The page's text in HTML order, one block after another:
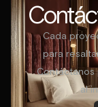
Cada
para
Contáctanos
al